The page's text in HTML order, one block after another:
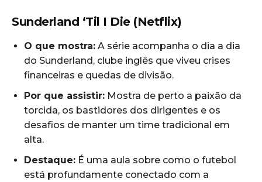
Sunderland ‘Til I Die (Netflix)
O que mostra: A série acompanha o dia a dia
do Sunderland, clube inglês que viveu crises
financeiras e quedas de divisão.
Por que assistir: Mostra de perto a paixão da
torcida, os bastidores dos dirigentes e os
desafios de manter um time tradicional em
alta.
Destaque: É uma aula sobre como o futebol
está profundamente conectado com a